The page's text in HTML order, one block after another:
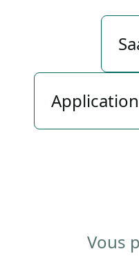
Vous